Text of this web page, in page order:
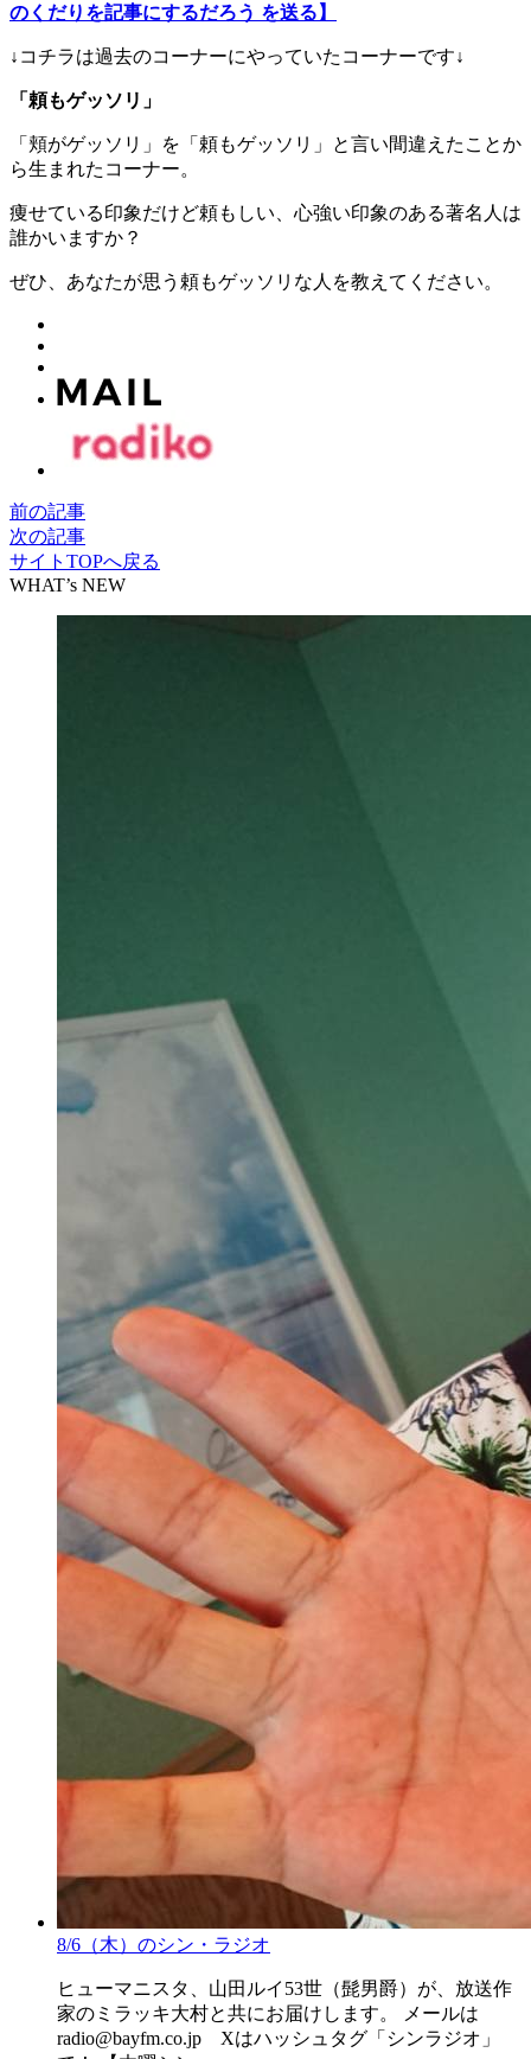
のくだりを記事にするだろう を送る】
↓コチラは過去のコーナーにやっていたコーナーです↓
「頼もゲッソリ」
「頬がゲッソリ」を「頼もゲッソリ」と言い間違えたことか
ら生まれたコーナー。
痩せている印象だけど頼もしい、心強い印象のある著名人は
誰かいますか？
ぜひ、あなたが思う頼もゲッソリな人を教えてください。
前の記事
次の記事
サイトTOPへ戻る
WHAT’s NEW
8/6（木）のシン・ラジオ
ヒューマニスタ、山田ルイ53世（髭男爵）が、放送作
家のミラッキ大村と共にお届けします。 メールは
radio@bayfm.co.jp Xはハッシュタグ「シンラジオ」